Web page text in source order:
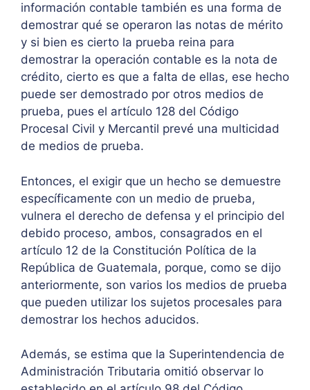
información contable también es una forma de
demostrar qué se operaron las notas de mérito
y si bien es cierto la prueba reina para
demostrar la operación contable es la nota de
crédito, cierto es que a falta de ellas, ese hecho
puede ser demostrado por otros medios de
prueba, pues el artículo 128 del Código
Procesal Civil y Mercantil prevé una multicidad
de medios de prueba.
Entonces, el exigir que un hecho se demuestre
específicamente con un medio de prueba,
vulnera el derecho de defensa y el principio del
debido proceso, ambos, consagrados en el
artículo 12 de la Constitución Política de la
República de Guatemala, porque, como se dijo
anteriormente, son varios los medios de prueba
que pueden utilizar los sujetos procesales para
demostrar los hechos aducidos.
Además, se estima que la Superintendencia de
Administración Tributaria omitió observar lo